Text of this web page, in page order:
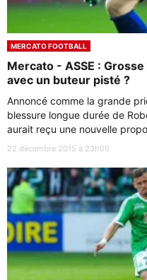
MERCATO FOOTBALL
Mercato - ASSE :
avec un buteur pisté ?
Annoncé comme la grande
blessure longue durée de
aurait reçu une nouvelle
22 décembre 2015 à 23h00